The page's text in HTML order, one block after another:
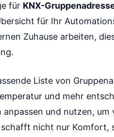
für KNX-
für Ihr
Zuhause arbeiten,
Liste von
und mehr
und nutzen, um
nicht nur Komfort,